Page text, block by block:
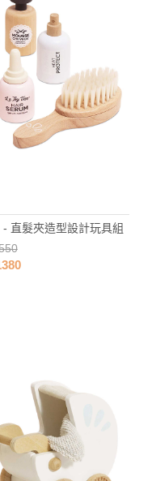
直髮夾造型設計玩具組